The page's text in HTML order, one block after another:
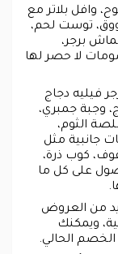
وافل بلاتر مع
توست لحم،
برجر،
لا حصر لها
فيليه دجاج
وجبة جمبري،
الثوم،
جانبية مثل
كوب ذرة،
على كل ما
من العروض
ويمكنك